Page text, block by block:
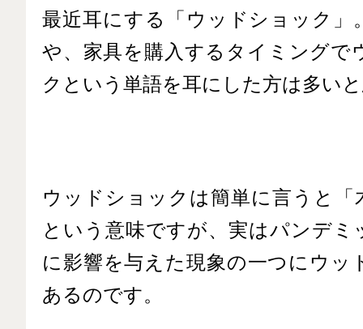
最近耳にする「ウッドショック」
や、家具を購入するタイミングで
クという単語を耳にした方は多い
ウッドショックは簡単に言うと「
という意味ですが、実はパンデミ
に影響を与えた現象の一つにウッ
あるのです。